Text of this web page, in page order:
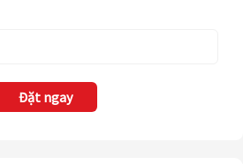
Đặt ngay